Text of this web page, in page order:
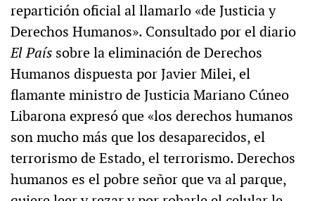
repartición oficial al llamarlo «de Justicia y
Derechos Humanos». Consultado por el diario
El País sobre la eliminación de Derechos
Humanos dispuesta por Javier Milei, el
flamante ministro de Justicia Mariano Cúneo
Libarona expresó que «los derechos humanos
son mucho más que los desaparecidos, el
terrorismo de Estado, el terrorismo. Derechos
humanos es el pobre señor que va al parque,